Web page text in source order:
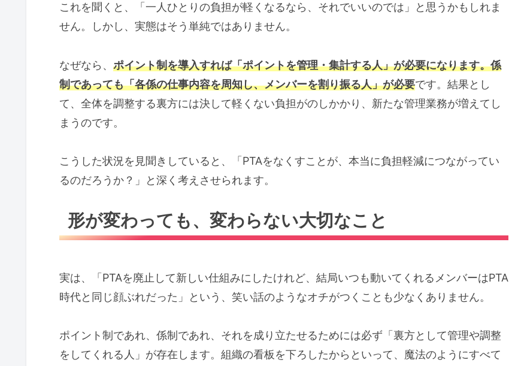
これを聞くと、「一人ひとりの負担が軽くなるなら、それでいいのでは」と思うかもしれま
せん。しかし、実態はそう単純ではありません。
なぜなら、 ポイント制を導入すれば「ポイントを管理・集計する人」が必要になります。係
制であっても「各係の仕事内容を周知し、メンバーを割り振る人」が必要です。結果とし
て、全体を調整する裏方には決して軽くない負担がのしかかり、新たな管理業務が増えてし
まうのです。
こうした状況を見聞きしていると、「PTAをなくすことが、本当に負担軽減につながってい
るのだろうか？」と深く考えさせられます。
形が変わっても、変わらない大切なこと
実は、「PTAを廃止して新しい仕組みにしたけれど、結局いつも動いてくれるメンバーはPTA
時代と同じ顔ぶれだった」という、笑い話のようなオチがつくことも少なくありません。
ポイント制であれ、係制であれ、それを成り立たせるためには必ず「裏方として管理や調整
をしてくれる人」が存在します。組織の看板を下ろしたからといって、魔法のようにすべて